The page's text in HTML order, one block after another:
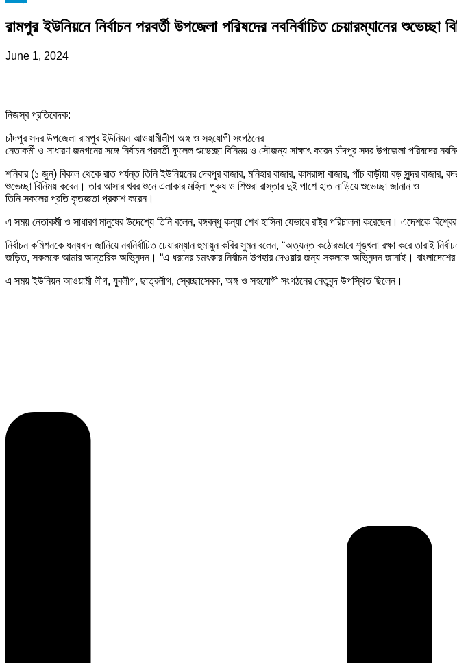
রামপুর ইউনিয়নে নির্বাচন পরবর্তী উপজেলা পরিষদের নবনির্বাচিত চেয়ারম্যানের শুভেচ্ছা
June 1, 2024
নিজস্ব প্রতিবেদক:
চাঁদপুর সদর উপজেলা রামপুর ইউনিয়ন আওয়ামীলীগ অঙ্গ ও সহযোগী সংগঠনের
নেতাকর্মী ও সাধারণ জনগনের সঙ্গে নির্বাচন পরবর্তী ফুলেল শুভেচ্ছা বিনিময় ও সৌজন্য সাক্ষাৎ করেন চাঁদপুর সদর উপজেলা পরিষদের
শনিবার (১ জুন) বিকাল থেকে রাত পর্যন্ত তিনি ইউনিয়নের দেবপুর বাজার, মনিহার বাজার, কামরাঙ্গা বাজার, পাঁচ বাড়ীয়া বড় সুন্দর
শুভেচ্ছা বিনিময় করেন। তার আসার খবর শুনে এলাকার মহিলা পুরুষ ও শিশুরা রাস্তার দুই পাশে হাত নাড়িয়ে শুভেচ্ছা জানান ও
তিনি সকলের প্রতি কৃতজ্ঞতা প্রকাশ করেন।
এ সময় নেতাকর্মী ও সাধারণ মানুষের উদেশ্যে তিনি বলেন, বঙ্গবন্ধু কন্যা শেখ হাসিনা যেভাবে রাষ্ট্র পরিচালনা করেছেন। এদেশকে
নির্বাচন কমিশনকে ধন্যবাদ জানিয়ে নবনির্বাচিত চেয়ারম্যান হুমায়ুন কবির সুমন বলেন, “অত্যন্ত কঠোরভাবে শৃঙ্খলা রক্ষা করে তারাই
জড়িত, সকলকে আমার আন্তরিক অভিনন্দন। “এ ধরনের চমৎকার নির্বাচন উপহার দেওয়ার জন্য সকলকে অভিনন্দন জানাই। বাংলাদেশের
এ সময় ইউনিয়ন আওয়ামী লীগ, যুবলীগ, ছাত্রলীগ, স্বেচ্ছাসেবক, অঙ্গ ও সহযোগী সংগঠনের নেতৃবৃন্দ উপস্থিত ছিলেন।